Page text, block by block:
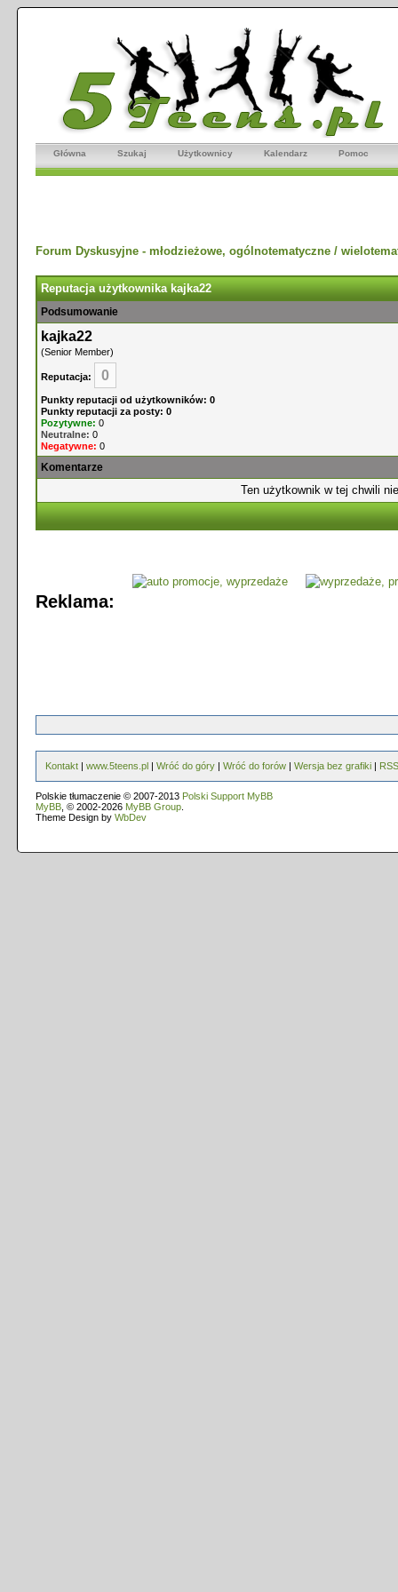
Główna Szukaj Użytkownicy Kalendarz Pomoc
Forum Dyskusyjne - młodzieżowe, ogólnotematyczne /
Reputacja użytkownika kajka22
Podsumowanie
kajka22
(Senior Member)
Reputacja: 0
Punkty reputacji od użytkowników: 0
Punkty reputacji za posty: 0
Pozytywne: 0
Neutralne: 0
Negatywne: 0
Komentarze
Ten użytkownik w tej chwili
Reklama:
Kontakt | www.5teens.pl | Wróć do góry | Wróć do forów | Wersja bez grafiki | RSS
Polskie tłumaczenie © 2007-2013 Polski Support MyBB
MyBB , © 2002-2026 MyBB Group
Theme Design by WbDev